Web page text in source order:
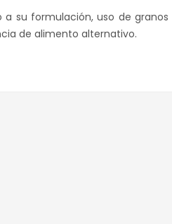
a su formulación, uso de
de alimento alternativo.